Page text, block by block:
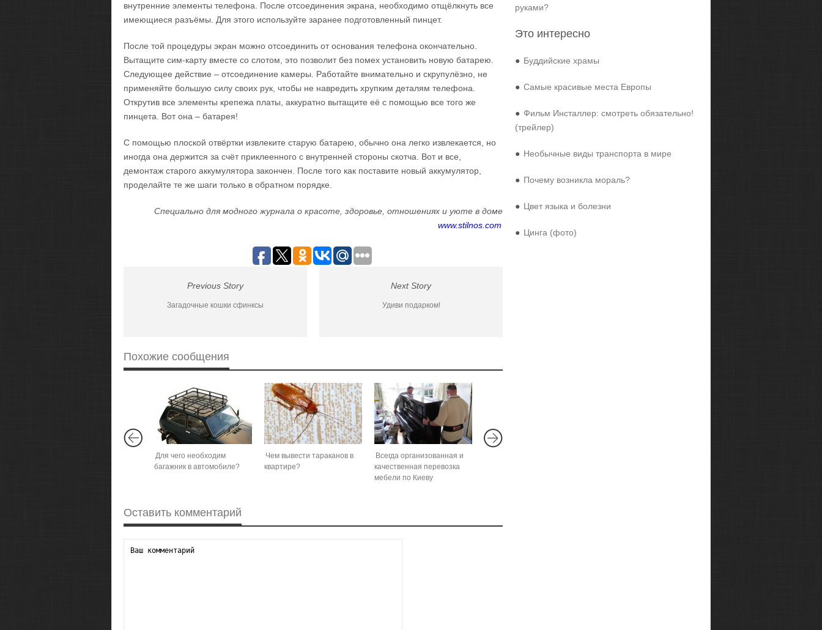
внутренние элементы телефона. После отсоединения экрана, необходимо отщёлкнуть все
имеющиеся разъёмы. Для этого используйте заранее подготовленный пинцет.
После той процедуры экран можно отсоединить от основания телефона окончательно.
Вытащите сим-карту вместе со слотом, это позволит без помех установить новую батарею.
Следующее действие – отсоединение камеры. Работайте внимательно и скрупулёзно, не
применяйте большую силу своих рук, чтобы не навредить хрупким деталям телефона.
Открутив все элементы крепежа платы, аккуратно вытащите её с помощью все того же
пинцета. Вот она – батарея!
С помощью плоской отвёртки извлеките старую батарею, обычно она легко извлекается, но
иногда она держится за счёт приклеенного с внутренней стороны скотча. Вот и все,
демонтаж старого аккумулятора закончен. После того как поставите новый аккумулятор,
проделайте те же шаги только в обратном порядке.
Специально для модного журнала о красоте, здоровье, отношениях и уюте в доме
www.stilnos.com
Previous Story
Загадочные кошки сфинксы
Next Story
Удиви подарком!
Похожие сообщения
Для чего необходим
багажник в автомобиле?
Чем вывести тараканов в
квартире?
Всегда организованная и
качественная перевозка
мебели по Киеву
Оставить комментарий
руками?
Это интересно
● Буддийские храмы
● Самые красивые места Европы
● Фильм Инсталлер: смотреть обязательно!
(трейлер)
● Необычные виды транспорта в мире
● Почему возникла мораль?
● Цвет языка и болезни
● Цинга (фото)